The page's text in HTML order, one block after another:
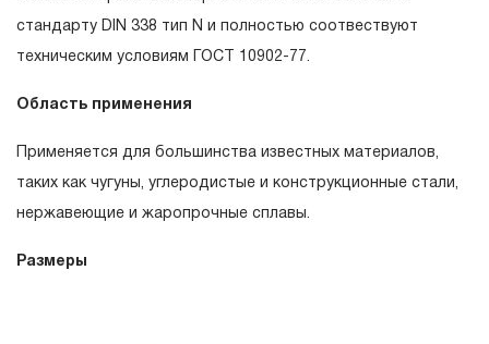
стандарту DIN 338 тип N и полностью соотвествуют
техническим условиям ГОСТ 10902-77.
Область применения
Применяется для большинства известных материалов,
таких как чугуны, углеродистые и конструкционные стали,
нержавеющие и жаропрочные сплавы.
Размеры
изготовлении изделия некачественные материалы или
нарушал технологию в процессе его производства.
при условии соблюдения покупателем (потребителем)